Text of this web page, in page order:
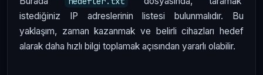
istediğiniz IP adreslerinin listesi bulunmalıdır. Bu
yaklaşım, zaman kazanmak ve belirli cihazları hedef
alarak daha hızlı bilgi toplamak açısından yararlı olabilir.